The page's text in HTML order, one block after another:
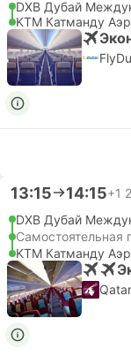
DXB Дубай
KTM Катманду
13:15 14:15+1
DXB Дубай
KTM Катманду